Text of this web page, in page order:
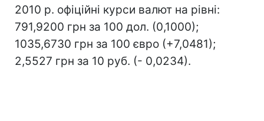
2010 р. офіційні курси валют на рівні:
791,9200 грн за 100 дол. (0,1000);
1035,6730 грн за 100 євро (+7,0481);
2,5527 грн за 10 руб. (- 0,0234).